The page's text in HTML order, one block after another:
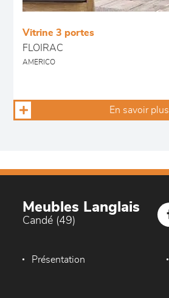
Vitrine 3 portes
FLOIRAC
AMERICO
En savoir plus
Meubles Langlais
Candé (49)
Présentation